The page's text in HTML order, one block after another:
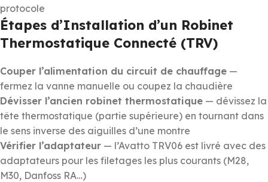
protocole
Étapes d’Installation d’un Robinet
Thermostatique Connecté (TRV)
Couper l’alimentation du circuit de chauffage —
fermez la vanne manuelle ou coupez la chaudière
Dévisser l’ancien robinet thermostatique — dévissez la
tête thermostatique (partie supérieure) en tournant dans
le sens inverse des aiguilles d’une montre
Vérifier l’adaptateur — l’Avatto TRV06 est livré avec des
adaptateurs pour les filetages les plus courants (M28,
M30, Danfoss RA…)